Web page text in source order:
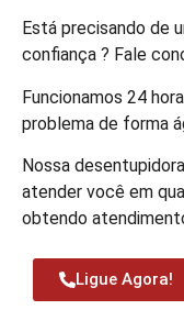
Está precisando de
confiança ? Fale
Funcionamos 24
problema de forma
Nossa
atender você em
obtendo
Ligue Agora!